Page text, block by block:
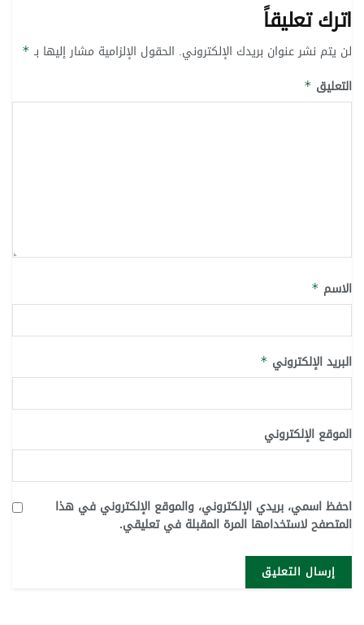
اترك تعليقاً
لن يتم نشر عنوان بريدك الإلكتروني. الحقول الإلزامية مشار إليها بـ *
التعليق *
الاسم *
البريد الإلكتروني *
الموقع الإلكتروني
احفظ اسمي، بريدي الإلكتروني، والموقع الإلكتروني في هذا
المتصفح لاستخدامها المرة المقبلة في تعليقي.